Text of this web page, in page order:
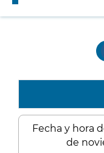
Fecha y hora
de